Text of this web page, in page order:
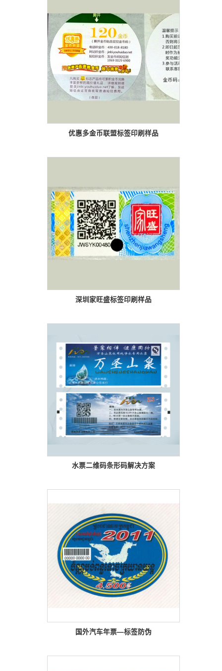
优惠多金币联盟标签印刷样品
深圳家旺盛标签印刷样品
水票二维码条形码解决方案
国外汽车年票—标签防伪